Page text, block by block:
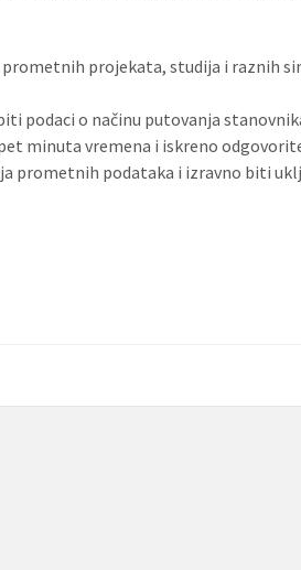
projekata, studija i raznih
podaci o načinu putovanja
minuta vremena i iskreno
prometnih podataka i izravno biti